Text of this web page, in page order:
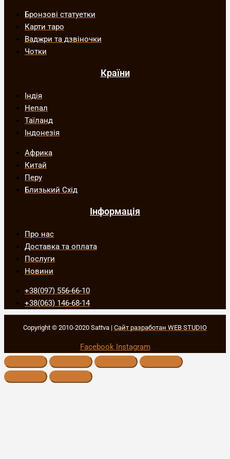
Бронзові статуетки
Карти таро
Ваджри та дзвіночки
Чотки
Країни
Індія
Непал
Таїланд
Індонезія
Африка
Китай
Перу
Близький Схід
Інформація
Про нас
Доставка та оплата
Послуги
Новини
+38(097) 556-66-10
+38(063) 146-68-14
Copyright © 2010-2020 Sattva | Сайт разработан WEB STUDIO
Facebook Instagram